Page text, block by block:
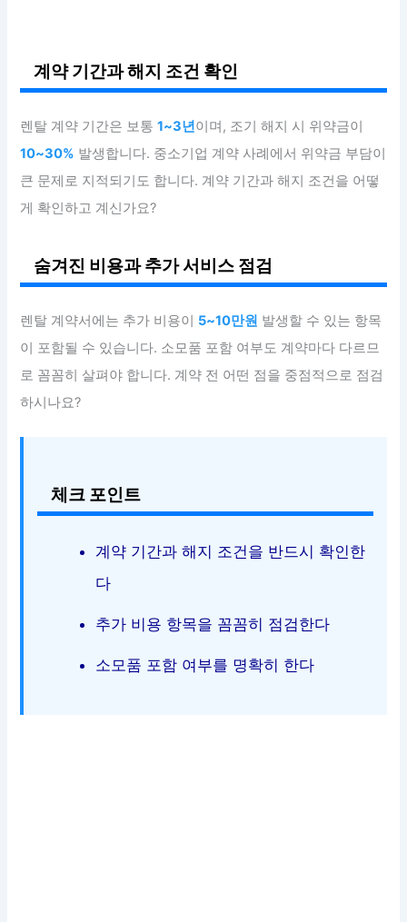
계약 기간과 해지 조건 확인
렌탈 계약 기간은 보통1~3년이며, 조기 해지 시 위약금이
10~30% 발생합니다. 중소기업 계약 사례에서 위약금 부담이
큰 문제로 지적되기도 합니다. 계약 기간과 해지 조건을 어떻
게 확인하고 계신가요?
숨겨진 비용과 추가 서비스 점검
렌탈 계약서에는 추가 비용이 5~10만원 발생할 수 있는 항목
이 포함될 수 있습니다. 소모품 포함 여부도 계약마다 다르므
로 꼼꼼히 살펴야 합니다. 계약 전 어떤 점을 중점적으로 점검
하시나요?
체크 포인트
계약 기간과 해지 조건을 반드시 확인한
다
추가 비용 항목을 꼼꼼히 점검한다
소모품 포함 여부를 명확히 한다